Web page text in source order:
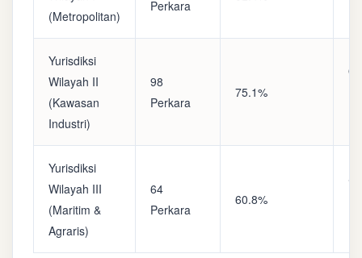
(Metropolitan)
Perkara
Yurisdiksi
Wilayah II
(Kawasan
Industri)
98
Perkara
75.1%
Yurisdiksi
Wilayah III
(Maritim &
Agraris)
64
Perkara
60.8%